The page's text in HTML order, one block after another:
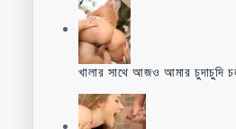
খালার সাথে আজও আমার চুদাচুদি